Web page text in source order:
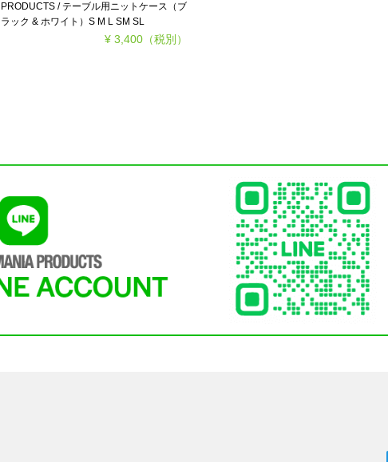
PRODUCTS / テーブル用ニットケース（ブ
ラック & ホワイト）S M L SM SL
¥ 3,400（税別）